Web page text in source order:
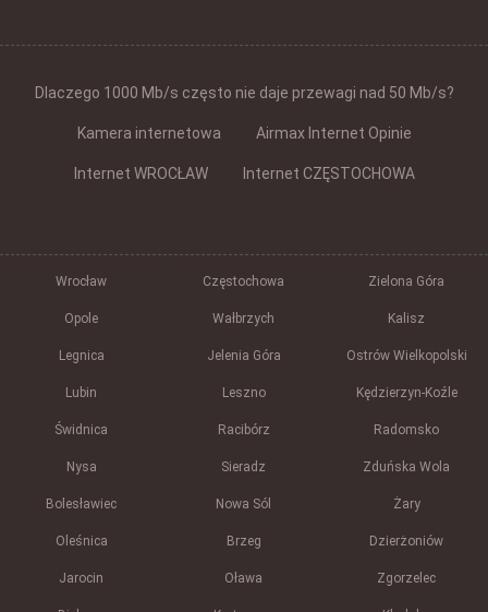
Dlaczego 1000 Mb/s często nie daje przewagi nad 50 Mb/s?
Kamera internetowa Airmax Internet Opinie
Internet WROCŁAW Internet CZĘSTOCHOWA
Wrocław Częstochowa Zielona Góra
Opole Wałbrzych Kalisz
Legnica Jelenia Góra Ostrów Wielkopolski
Lubin Leszno Kędzierzyn-Koźle
Świdnica Racibórz Radomsko
Nysa Sieradz Zduńska Wola
Bolesławiec Nowa Sól Żary
Oleśnica Brzeg Dzierżoniów
Jarocin Oława Zgorzelec